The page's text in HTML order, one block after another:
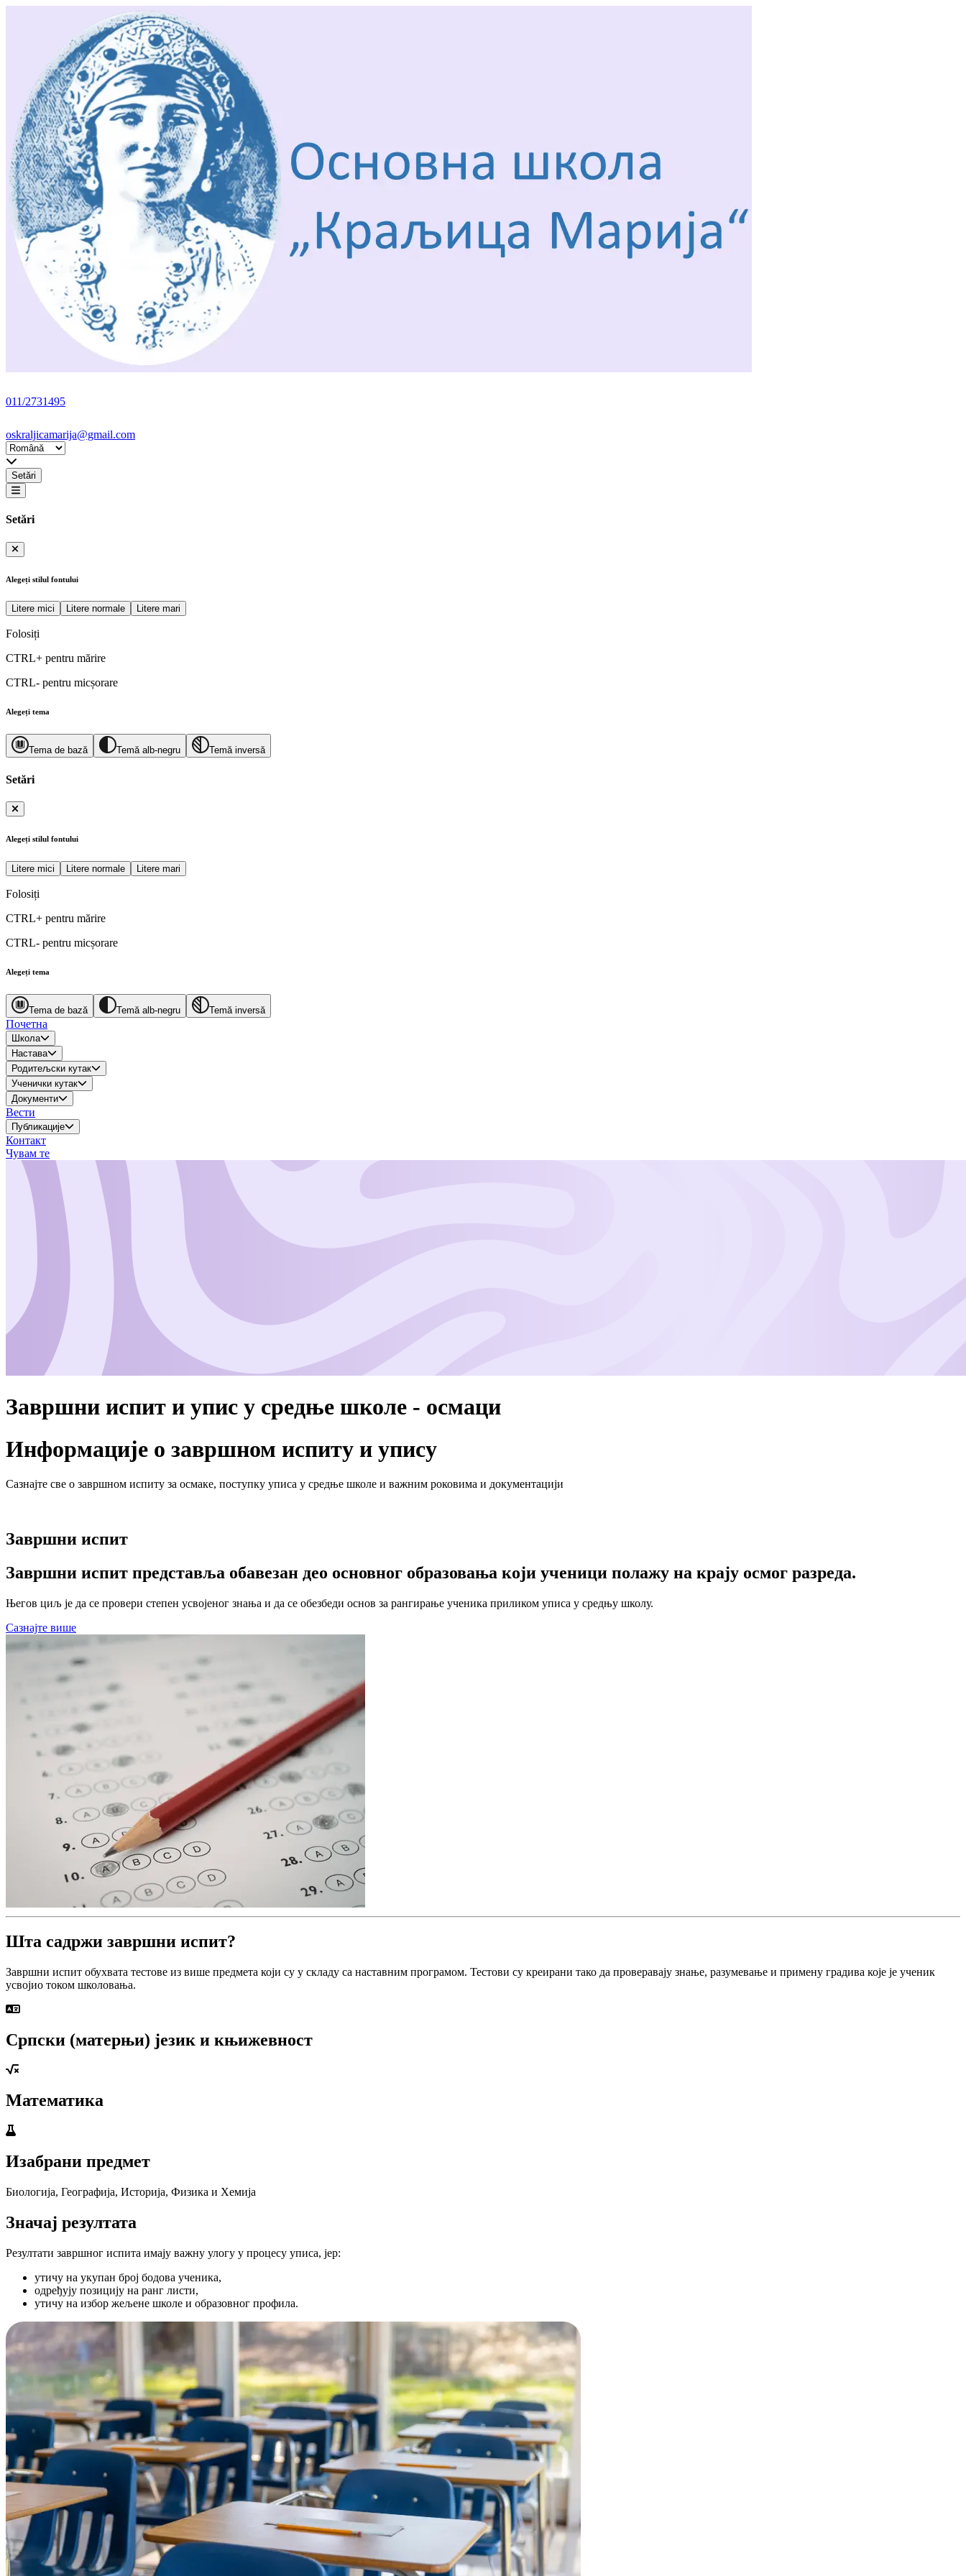
011/2731495
oskraljicamarija@gmail.com
Setări
Setări
Alegeți stilul fontului
Litere mici Litere normale Litere mari
Folosiți
CTRL+ pentru mărire
CTRL- pentru micșorare
Alegeți tema
Tema de bază Temă alb-negru Temă inversă
Setări
Alegeți stilul fontului
Litere mici Litere normale Litere mari
Folosiți
CTRL+ pentru mărire
CTRL- pentru micșorare
Alegeți tema
Tema de bază Temă alb-negru Temă inversă
Почетна
Школа
Настава
Родитељски кутак
Ученички кутак
Документи
Вести
Публикације
Контакт
Чувам те
Завршни испит и упис у средње школе - осмаци
Информације о завршном испиту и упису
Сазнајте све о завршном испиту за осмаке, поступку уписа у средње школе и важним роковима и документацији
Завршни испит
Завршни испит представља обавезан део основног образовања који ученици полажу на крају осмог разреда.
Његов циљ је да се провери степен усвојеног знања и да се обезбеди основ за рангирање ученика приликом уписа у средњу школу.
Сазнајте више
Шта садржи завршни испит?
Завршни испит обухвата тестове из више предмета који су у складу са наставним програмом. Тестови су креирани тако да проверавају знање, разумевање и примену градива које је ученик
усвојио током школовања.
Српски (матерњи) језик и књижевност
Математика
Изабрани предмет
Биологија, Географија, Историја, Физика и Хемија
Значај резултата
Резултати завршног испита имају важну улогу у процесу уписа, јер:
утичу на укупан број бодова ученика,
одређују позицију на ранг листи,
утичу на избор жељене школе и образовног профила.